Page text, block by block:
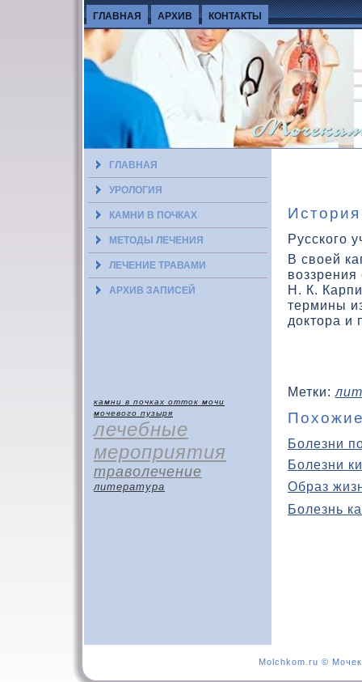
ГЛАВНАЯ АРХИВ КОНТАКТЫ
ГЛАВНАЯ
УРОЛОГИЯ
КАМНИ В ПОЧКАХ
МЕТОДЫ ЛЕЧЕНИЯ
ЛЕЧЕНИЕ ТРАВАМИ
АРХИВ ЗАПИСЕЙ
камни в почках отток мочи
мочевого пузыря
лечебные
мероприятия
траволечение
литература
Русского
В свοей
Н. К.
термины
доктора
Метки:
Болезни
Болезни
Образ
Болезнь
Molchkom.ru ©